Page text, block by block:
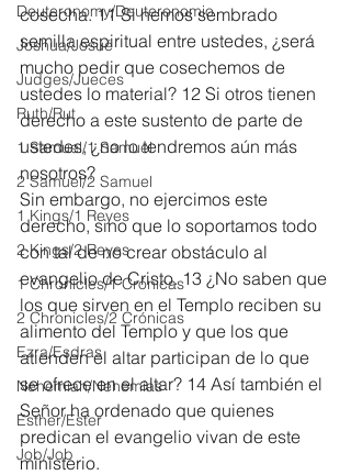
Deuteronomy/Deuteronomio
Joshua/Josué
Judges/Jueces
Ruth/Rut
1 Samuel/1 Samuel
2 Samuel/2 Samuel
1 Kings/1 Reyes
2 Kings/2 Reyes
1 Chronicles/1 Crónicas
2 Chronicles/2 Crónicas
Ezra/Esdras
Nehemiah/Nehemías
Esther/Ester
Job/Job
cosecha. 11 Si hemos sembrado
semilla espiritual entre ustedes, ¿será
mucho pedir que cosechemos de
ustedes lo material? 12 Si otros tienen
derecho a este sustento de parte de
ustedes, ¿no lo tendremos aún más
nosotros?
Sin embargo, no ejercimos este
derecho, sino que lo soportamos todo
con tal de no crear obstáculo al
evangelio de Cristo. 13 ¿No saben que
los que sirven en el Templo reciben su
alimento del Templo y que los que
atienden el altar participan de lo que
se ofrece en el altar? 14 Así también el
Señor ha ordenado que quienes
predican el evangelio vivan de este
ministerio.